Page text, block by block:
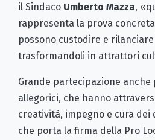
il Sindaco Umberto Mazza,
rappresenta la prova
possono custodire e
trasformandoli in attrattori
Grande partecipazione
allegorici, che hanno
creatività, impegno e cura
che porta la firma della Pro